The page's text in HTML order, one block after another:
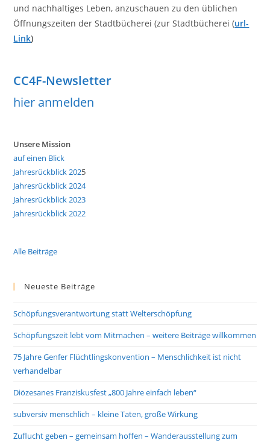
und nachhaltiges Leben, anzuschauen zu den üblichen
Öffnungszeiten der Stadtbücherei (zur Stadtbücherei (url-
Link)
CC4F-Newsletter
hier anmelden
Unsere Mission
auf einen Blick
Jahresrückblick 2025
Jahresrückblick 2024
Jahresrückblick 2023
Jahresrückblick 2022
Alle Beiträge
Neueste Beiträge
Schöpfungsverantwortung statt Welterschöpfung
Schöpfungszeit lebt vom Mitmachen – weitere Beiträge willkommen
75 Jahre Genfer Flüchtlingskonvention – Menschlichkeit ist nicht
verhandelbar
Diözesanes Franziskusfest „800 Jahre einfach leben“
subversiv menschlich – kleine Taten, große Wirkung
Zuflucht geben – gemeinsam hoffen – Wanderausstellung zum